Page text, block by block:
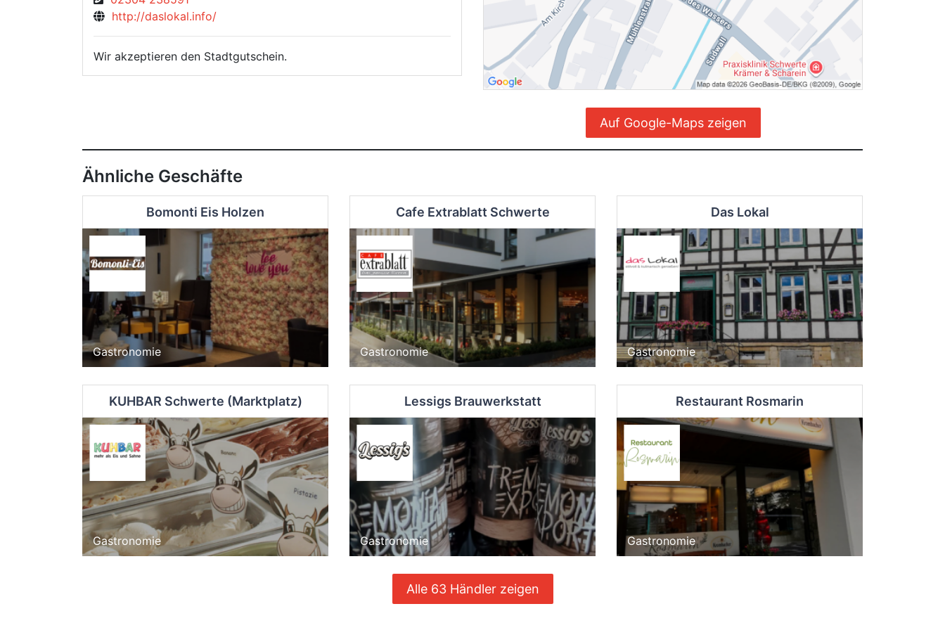
http://daslokal.info/
Wir akzeptieren den Stadtgutschein.
Auf Google-Maps zeigen
Ähnliche Geschäfte
Bomonti Eis Holzen
Gastronomie
Cafe Extrablatt Schwerte
Gastronomie
Das Lokal
Gastronomie
KUHBAR Schwerte (Marktplatz)
Gastronomie
Lessigs Brauwerkstatt
Gastronomie
Restaurant Rosmarin
Gastronomie
Alle 63 Händler zeigen